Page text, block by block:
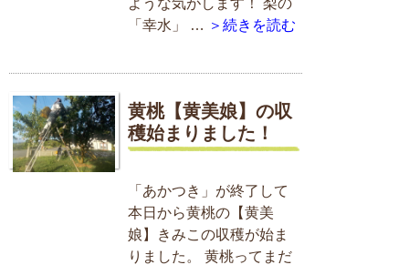
ような気がします！ 梨の
「幸水」 … ＞続きを読む
黄桃【黄美娘】の収
穫始まりました！
「あかつき」が終了して
本日から黄桃の【黄美
娘】きみこの収穫が始ま
りました。 黄桃ってまだ